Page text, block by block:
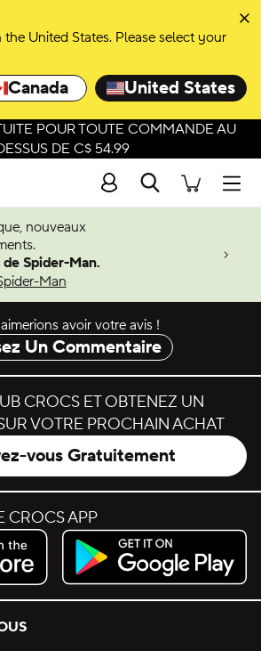
United States. Please select your
Canada United States
de couleurs
produit
POUR TOUTE COMMANDE AU
DE C$ 54.99
Recherche
classique, nouveaux
mouvements.
styles de Spider-Man.
Spider-Man
avoir votre avis !
Un Commentaire
CROCS ET OBTENEZ UN
VOTRE PROCHAIN ACHAT
vous Gratuitement
CROCS APP
Store.
Get it on Google Play.